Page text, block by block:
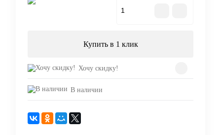
Купить в 1 клик
Хочу скидку!
В наличии